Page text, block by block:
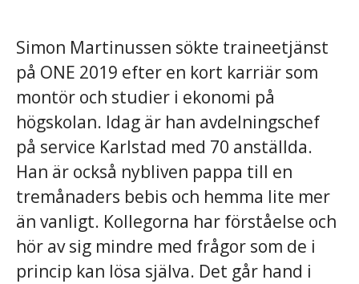
Simon Martinussen sökte traineetjänst
på ONE 2019 efter en kort karriär som
montör och studier i ekonomi på
högskolan. Idag är han avdelningschef
på service Karlstad med 70 anställda.
Han är också nybliven pappa till en
tremånaders bebis och hemma lite mer
än vanligt. Kollegorna har förståelse och
hör av sig mindre med frågor som de i
princip kan lösa själva. Det går hand i